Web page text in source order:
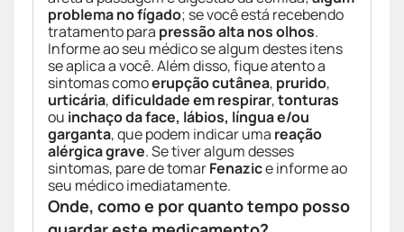
problema no fígado; se você está recebendo
tratamento para pressão alta nos olhos.
Informe ao seu médico se algum destes itens
se aplica a você. Além disso, fique atento a
sintomas comoerupção cutânea, prurido,
urticária,dificuldade em respirar,tonturas
ou inchaço da face, lábios, língua e/ou
garganta, que podem indicar uma reação
alérgica grave. Se tiver algum desses
sintomas, pare de tomarFenazice informe ao
seu médico imediatamente.
Onde, como e por quanto tempo posso